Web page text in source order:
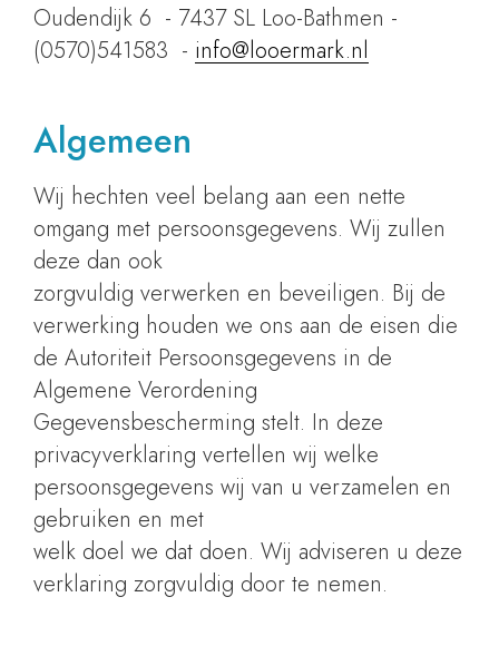
Oudendijk 6 - 7437 SL Loo-Bathmen -
(0570)541583 - info@looermark.nl
Algemeen
Wij hechten veel belang aan een nette
omgang met persoonsgegevens. Wij zullen
deze dan ook
zorgvuldig verwerken en beveiligen. Bij de
verwerking houden we ons aan de eisen die
de Autoriteit Persoonsgegevens in de
Algemene Verordening
Gegevensbescherming stelt. In deze
privacyverklaring vertellen wij welke
persoonsgegevens wij van u verzamelen en
gebruiken en met
welk doel we dat doen. Wij adviseren u deze
verklaring zorgvuldig door te nemen.